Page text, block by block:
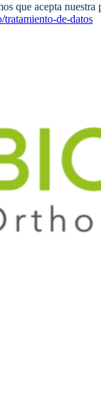
que acepta
de-datos